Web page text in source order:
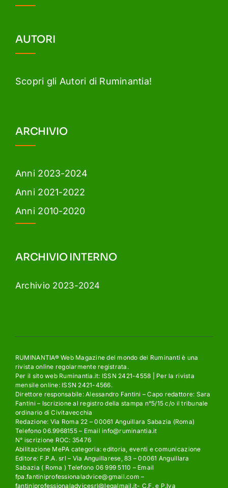
AUTORI
Scopri gli Autori di Ruminantia!
ARCHIVIO
Anni 2023-2024
Anni 2021-2022
Anni 2010-2020
ARCHIVIO INTERNO
Archivio 2023-2024
RUMINANTIA® Web Magazine del mondo dei Ruminanti è una
rivista online regolarmente registrata.
Per il sito web Ruminantia.it: ISSN 2421-4558 | Per la rivista
mensile online: ISSN 2421-4566.
Direttore responsabile: Alessandro Fantini – Capo redattore: Sara
Fantini – Iscrizione al registro della stampa n°5/15 c/o il tribunale
ordinario di Civitavecchia
Redazione: Via Roma 22 – 00061 Anguillara Sabazia (Roma)
Telefono 06.9968155 – Email info@ruminantia.it
N° iscrizione ROC: 35476
Abilitazione MePA categoria: editoria, eventi e comunicazione
Editore: F.P.A. srl – Via Anguillarese, 83 – 00061 Anguillara
Sabazia ( Roma ) Telefono 06 999 5110 – Email
fpa.fantiniprofessionaladvice@gmail.com –
fantiniprofessionaladvicesrl@legalmail.it- C.F. e P.Iva